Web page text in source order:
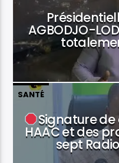
AGBODJO-
SANTÉ
Signature
HAAC et des
sept